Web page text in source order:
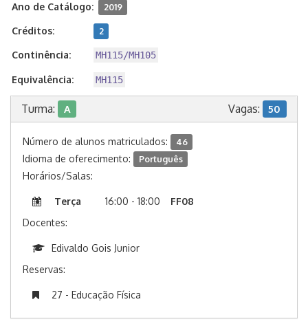
Ano de Catálogo: 2019
Créditos: 2
Continência: MH115/MH105
Equivalência: MH115
Turma: A Vagas: 50
Número de alunos matriculados: 46
Idioma de oferecimento: Português
Horários/Salas:
Terça 16:00 - 18:00
FF08
Docentes:
Edivaldo Gois Junior
Reservas:
27 - Educação Física